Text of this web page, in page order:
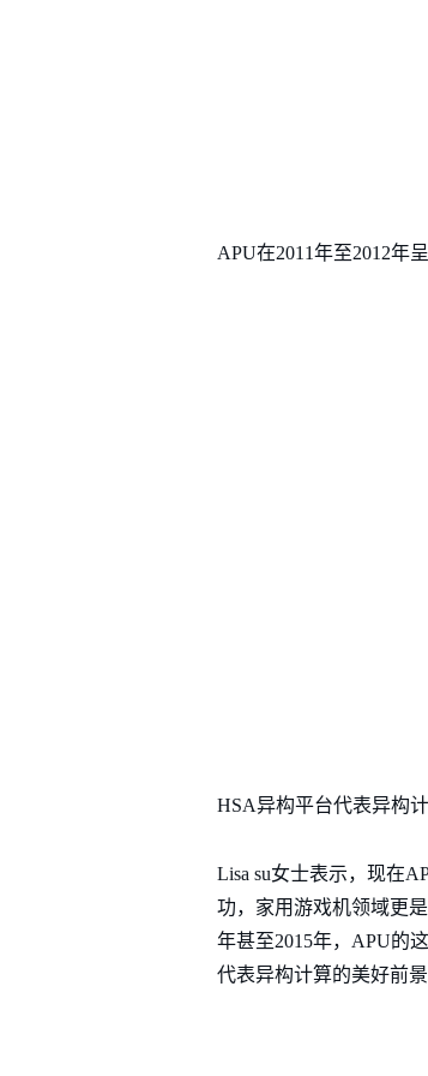
APU在2011年至2012年
HSA异构平台代表异构
Lisa su女士表示，现在
功，家用游戏机领域更
年甚至2015年，APU的
代表异构计算的美好前景